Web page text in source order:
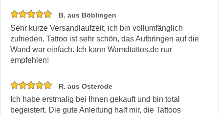
B. aus Böblingen
Sehr kurze Versandlaufzeit, ich bin vollumfänglich
zufrieden. Tattoo ist sehr schön, das Aufbringen auf die
Wand war einfach. Ich kann Wamdtattos.de nur
empfehlen!
R. aus Osterode
Ich habe erstmalig bei Ihnen gekauft und bin total
begeistert. Die gute Anleitung half mir, die Tattoos